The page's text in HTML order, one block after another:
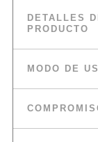
DETALLES
PRODUCTO
MODO DE